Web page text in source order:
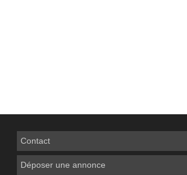
Contact
Déposer une annonce